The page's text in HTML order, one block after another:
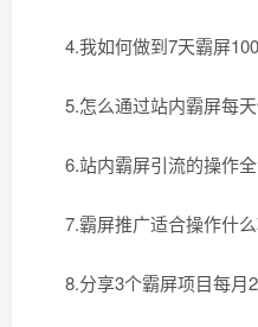
4.我如何做到7天霸屏
5.怎么通过站内霸屏每
6.站内霸屏引流的操作全
7.霸屏推广适合操作什么
8.分享3个霸屏项目每月